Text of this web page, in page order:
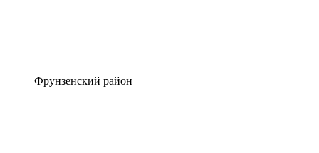
Фрунзенский район